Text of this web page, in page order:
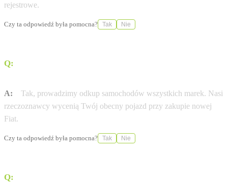
rejestrowe.
Czy ta odpowiedź była pomocna? Tak Nie
Q:
A:
Tak, prowadzimy odkup samochodów wszystkich marek. Nasi
rzeczoznawcy wycenią Twój obecny pojazd przy zakupie nowej
Fiat.
Czy ta odpowiedź była pomocna? Tak Nie
Q: